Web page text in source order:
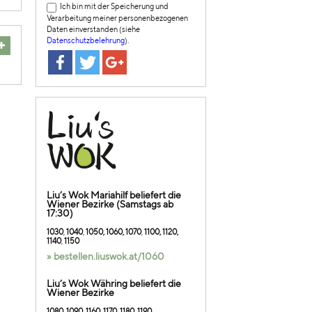
Ich bin mit der Speicherung und
Verarbeitung meiner personenbezogenen
Daten einverstanden (siehe
Datenschutzbelehrung).
Liu’s Wok Mariahilf beliefert die
Wiener Bezirke (Samstags ab
17:30)
1030, 1040, 1050, 1060, 1070, 1100, 1120,
1140, 1150
» bestellen.liuswok.at/1060
Liu’s Wok Währing beliefert die
Wiener Bezirke